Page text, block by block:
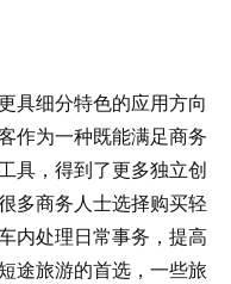
细分特色的应用方向
作为一种既能满足商务
具，得到了更多独立创
多商务人士选择购买轻
内处理日常事务，提高
途旅游的首选，一些旅